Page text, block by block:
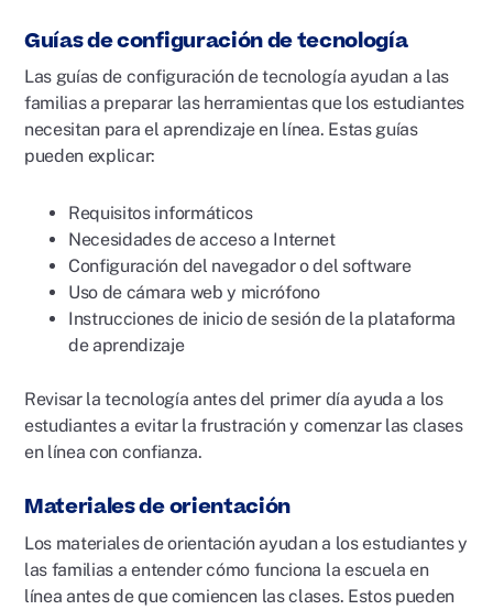
Guías de configuración de tecnología
Las guías de configuración de tecnología ayudan a las
familias a preparar las herramientas que los estudiantes
necesitan para el aprendizaje en línea. Estas guías
pueden explicar:
Requisitos informáticos
Necesidades de acceso a Internet
Configuración del navegador o del software
Uso de cámara web y micrófono
Instrucciones de inicio de sesión de la plataforma
de aprendizaje
Revisar la tecnología antes del primer día ayuda a los
estudiantes a evitar la frustración y comenzar las clases
en línea con confianza.
Materiales de orientación
Los materiales de orientación ayudan a los estudiantes y
las familias a entender cómo funciona la escuela en
línea antes de que comiencen las clases. Estos pueden